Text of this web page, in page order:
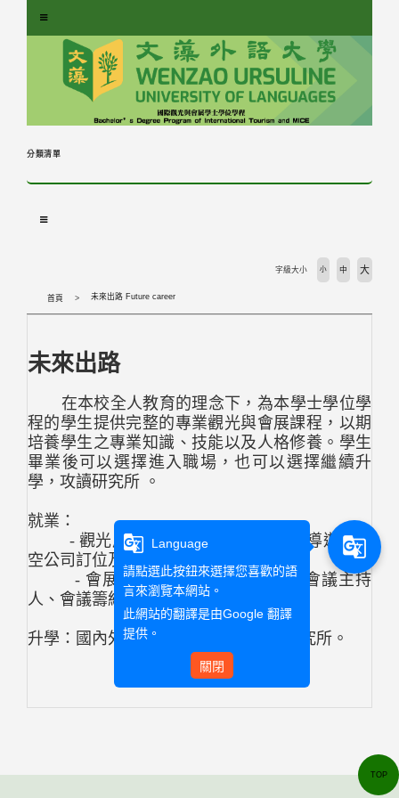
分類清單
首頁 未來出路 Future career
字級大小 小 中 大
未來出路
在本校全人教育的理念下，為本學士學位學
程的學生提供完整的專業觀光與會展課程，以期
培養學生之專業知識、技能以及人格修養。學生
畢業後可以選擇進入職場，也可以選擇繼續升
學，攻讀研究所 。
就業：
- 觀光產業：導覽解說員、領隊、導遊、航
空公司訂位及票務人員等。
- 會展產業：公關、專案經理、會議主持
人、會議籌組人、活動規劃經理人等。
升學：國內外觀光休閒、會展等相關研究所。
TOP
g_translate
Language
請點選此按鈕來選擇您喜歡的語
言來瀏覽本網站。
此網站的翻譯是由Google 翻譯
提供。
關閉
g_translate